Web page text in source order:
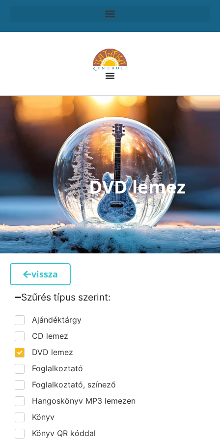
DVD lemez
vissza
Szűrés típus szerint:​
Ajándéktárgy
CD lemez
DVD lemez
Foglalkoztató
Foglalkoztató, színező
Hangoskönyv MP3 lemezen
Könyv
Könyv QR kóddal